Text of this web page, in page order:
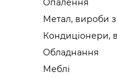
Опалення
Обладнання
Меблі